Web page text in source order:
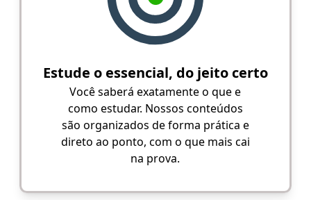
Estude o essencial, do jeito certo
Você saberá exatamente o que e
como estudar. Nossos conteúdos
são organizados de forma prática e
direto ao ponto, com o que mais cai
na prova.